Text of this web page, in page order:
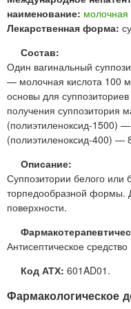
наименование: молочная
Лекарственная форма:
Состав:
Один вагинальный
— молочная кислота 100
основы для
получения суппозитория
(полиэтиленоксид-1500)
(полиэтиленоксид-400) —
Описание:
Суппозитории белого или
торпедообразной формы.
поверхности.
Антисептическое средство
Код АТХ: 601AD01.
Фармакологическое